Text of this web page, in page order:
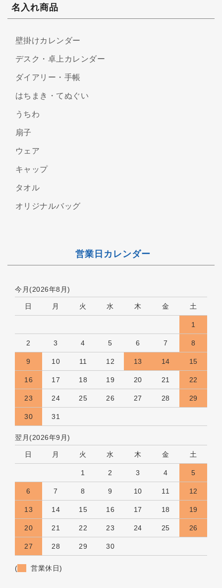
名入れ商品
壁掛けカレンダー
デスク・卓上カレンダー
ダイアリー・手帳
はちまき・てぬぐい
うちわ
扇子
ウェア
キャップ
タオル
オリジナルバッグ
営業日カレンダー
今月(2026年8月)
日 月 火 水 木 金 土
1
2 3 4 5 6 7 8
9 10 11 12 13 14 15
16 17 18 19 20 21 22
23 24 25 26 27 28 29
30 31
翌月(2026年9月)
日 月 火 水 木 金 土
1 2 3 4 5
6 7 8 9 10 11 12
13 14 15 16 17 18 19
20 21 22 23 24 25 26
27 28 29 30
( 営業休日)